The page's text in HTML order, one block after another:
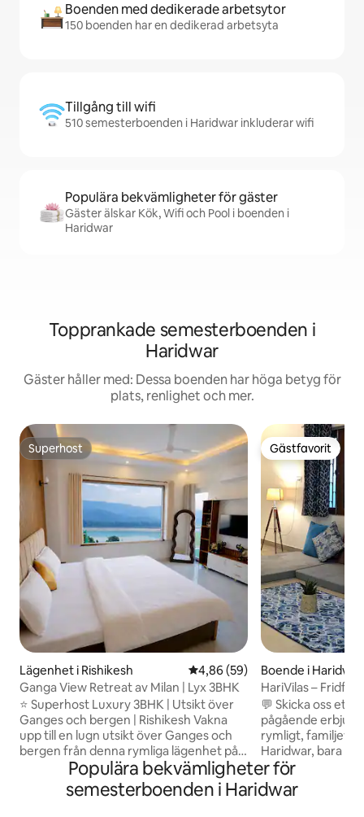
Boenden med dedikerade arbetsytor
150 boenden har en dedikerad arbetsyta
Tillgång till wifi
510 semesterboenden i Haridwar inkluderar wifi
Populära bekvämligheter för gäster
Gäster älskar Kök, Wifi och Pool i boenden i
Haridwar
Topprankade semesterboenden i
Haridwar
Gäster håller med: Dessa boenden har höga betyg för
plats, renlighet och mer.
Superhost
Superhost
Lägenhet i Rishikesh 4,86 av 5 i genomsnittligt
4,86 (59)
Ganga View Retreat av Milan | Lyx 3BHK
⭐ Superhost Luxury 3BHK | Utsikt över
Ganges och bergen | Rishikesh Vakna
upp till en lugn utsikt över Ganges och
bergen från denna rymliga lägenhet på
femte våningen – perfekt för en lugn
och förstklassig vistelse. 3 sovrum som
är idealiska för familjer och grupper. Njut
Gästfavorit
Gästfavorit
Boende i Haridwar
HariVilas –
Ganga Ghat
💬 Skicka oss ett
pågående erbjudanden!
rymligt,
Haridwar, bara
Haridwar
åtkomst. Beläget
erbjuder det en
Populära bekvämligheter för
semesterboenden i Haridwar